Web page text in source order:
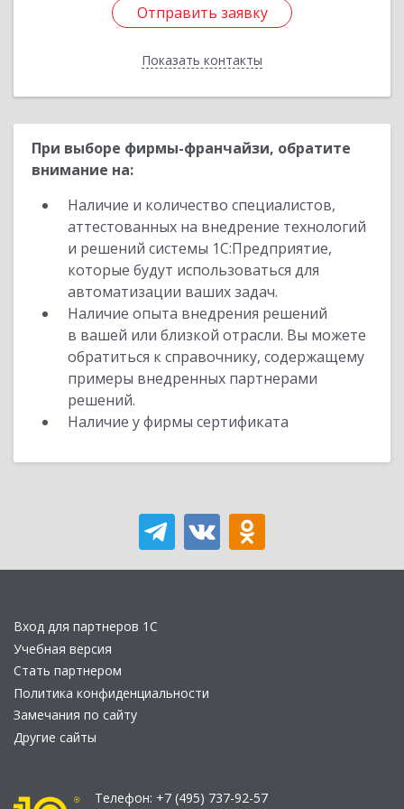
Отправить заявку
Показать контакты
Отправить заявку
Назад
При выборе фирмы-франчайзи, обратите
внимание на:
Наличие и количество специалистов,
аттестованных на внедрение технологий
и решений системы 1С:Предприятие,
которые будут использоваться для
автоматизации ваших задач.
Наличие опыта внедрения решений
в вашей или близкой отрасли. Вы можете
обратиться к справочнику, содержащему
примеры внедренных партнерами
решений.
Наличие у фирмы сертификата
Вход для партнеров 1С
Учебная версия
Стать партнером
Политика конфиденциальности
Замечания по сайту
Другие сайты
Телефон: +7 (495) 737-92-57